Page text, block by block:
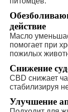
действие
Масло
помогает при
пожилых
Снижение
CBD снижает
стабилизируя
Улучшение